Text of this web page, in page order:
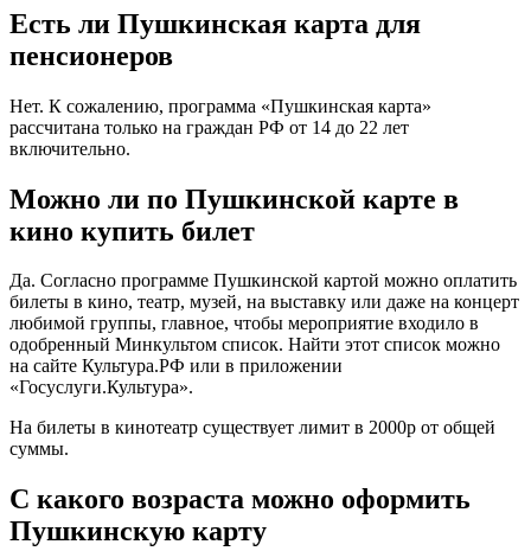
Есть ли Пушкинская карта для
пенсионеров
Нет. К сожалению, программа «Пушкинская карта»
рассчитана только на граждан РФ от 14 до 22 лет
включительно.
Можно ли по Пушкинской карте в
кино купить билет
Да. Согласно программе Пушкинской картой можно оплатить
билеты в кино, театр, музей, на выставку или даже на концерт
любимой группы, главное, чтобы мероприятие входило в
одобренный Минкультом список. Найти этот список можно
на сайте Культура.РФ или в приложении
«Госуслуги.Культура».
На билеты в кинотеатр существует лимит в 2000р от общей
суммы.
С какого возраста можно оформить
Пушкинскую карту